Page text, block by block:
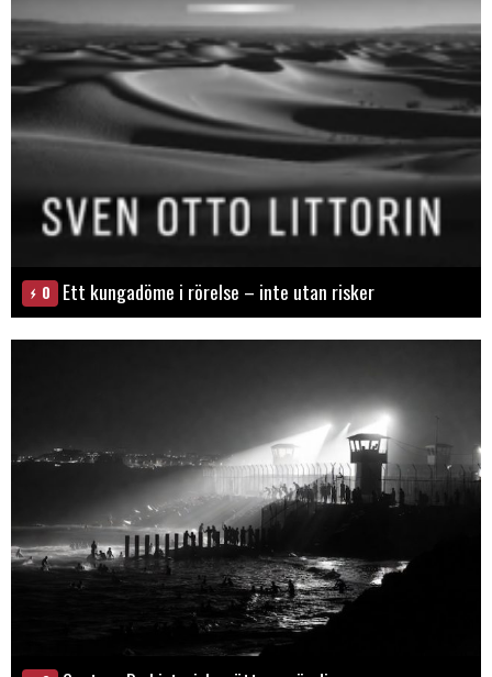
0 Ett kungadöme i rörelse – inte utan risker